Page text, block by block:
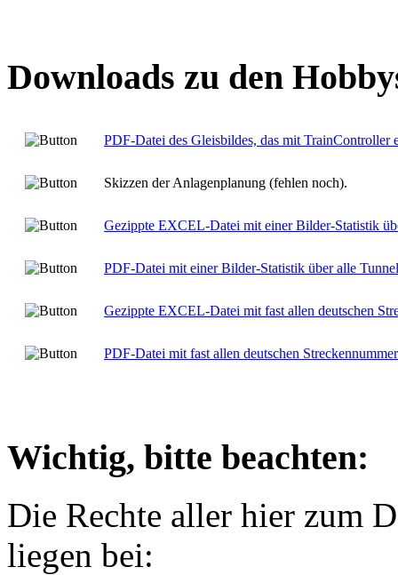
Downloads zu den
PDF-Datei des Gleisbildes, das mit TrainController
Skizzen der Anlagenplanung (fehlen noch).
Gezippte EXCEL-Datei mit einer Bilder-Statistik
PDF-Datei mit einer Bilder-Statistik über alle
Gezippte EXCEL-Datei mit fast allen deutschen
PDF-Datei mit fast allen deutschen
Wichtig, bitte beachten:
Die Rechte aller hier zum
liegen bei: